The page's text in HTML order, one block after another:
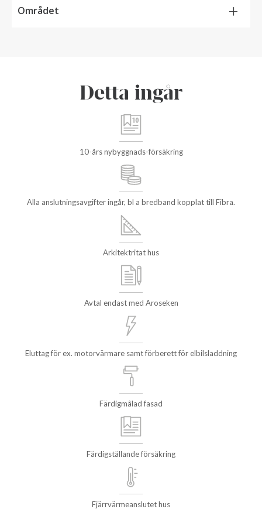
Området +
Detta ingår
10-års nybyggnads-försäkring
Alla anslutningsavgifter ingår, bl a bredband kopplat till Fibra.
Arkitektritat hus
Avtal endast med Aroseken
Eluttag för ex. motorvärmare samt förberett för elbilsladdning
Färdigmålad fasad
Färdigställande försäkring
Fjärrvärmeanslutet hus